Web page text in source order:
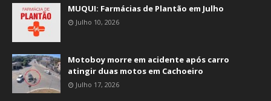
MUQUI: Farmácias de Plantão em Julho
Julho 10, 2026
Motoboy morre em acidente após carro
atingir duas motos em Cachoeiro
Julho 17, 2026